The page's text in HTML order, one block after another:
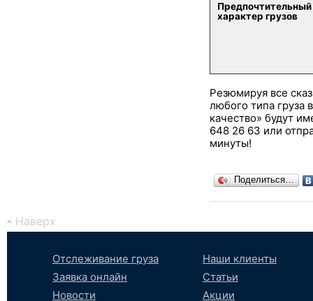
Предпочтительный
характер грузов
Резюмируя все
любого типа груза
качество» будут
648 26 63 или
минуты!
Поделиться…
Наверх
Отслеживание груза
Заявка онлайн
Новости
Наши клиенты
Статьи
Акции